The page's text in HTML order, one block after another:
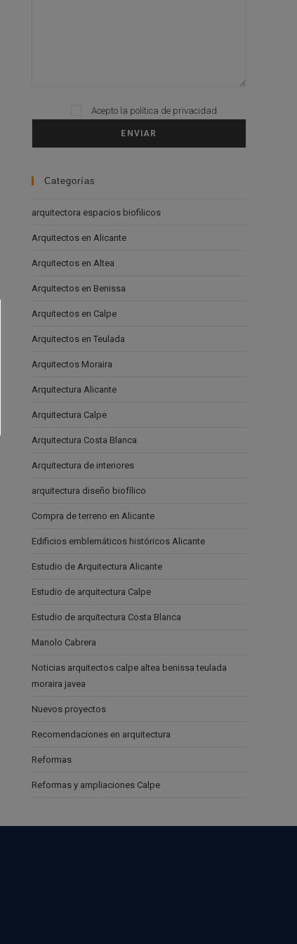
Please leave this field empty.
Acepto la política de privacidad
Categorías
arquitectora espacios biofilicos
Arquitectos en Alicante
Arquitectos en Altea
Arquitectos en Benissa
Arquitectos en Calpe
Arquitectos en Teulada
Arquitectos Moraira
Arquitectura Alicante
Arquitectura Calpe
Arquitectura Costa Blanca
Arquitectura de interiores
arquitectura diseño biofílico
Compra de terreno en Alicante
Edificios emblemáticos históricos Alicante
Estudio de Arquitectura Alicante
Estudio de arquitectura Calpe
Estudio de arquitectura Costa Blanca
Manolo Cabrera
Noticias arquitectos calpe altea benissa teulada
moraira javea
Nuevos proyectos
Recomendaciones en arquitectura
Reformas
Reformas y ampliaciones Calpe